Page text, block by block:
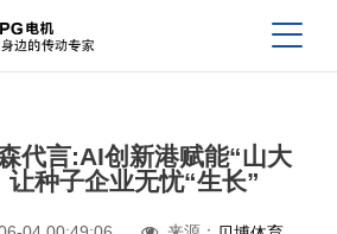
代言:AI创新港赋能“山大
让种子企业无忧“生长”